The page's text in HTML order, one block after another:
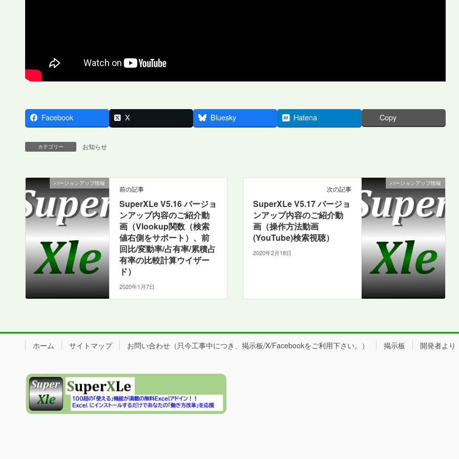
Facebook X Bluesky Hatena Copy
カテゴリー お知らせ
バージョンアップ情報
前の記事
SuperXLe V5.16 バージョ
ンアップ内容のご紹介動
画（Vlookup関数（検索
値右側をサポート）、前
回比/変動率/占有率/累積占
有率の比較計算ウイザー
ド）
2020年1月7日
バージョンアップ情報
次の記事
SuperXLe V5.17 バージョ
ンアップ内容のご紹介動
画（操作方法動画
(YouTube)検索視聴）
2020年2月18日
ホーム サイトマップ お問い合わせ（只今工事中につき、掲示板/X/Facebookをご利用下さい。） 掲示板 開発者より